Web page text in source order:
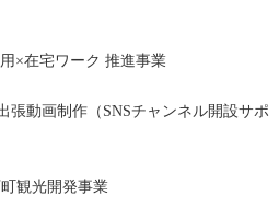
×在宅ワーク 推進事業
動画制作（SNSチャンネル開設サポ
観光開発事業